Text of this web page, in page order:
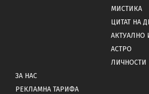
МИСТИКА
ЦИТАТ НА
АКТУАЛНО
АСТРО
ЛИЧНОСТИ
ЗА НАС
РЕКЛАМНА ТАРИФА